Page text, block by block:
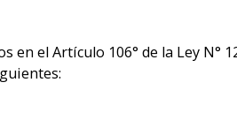
en el Artículo 106° de la Ley